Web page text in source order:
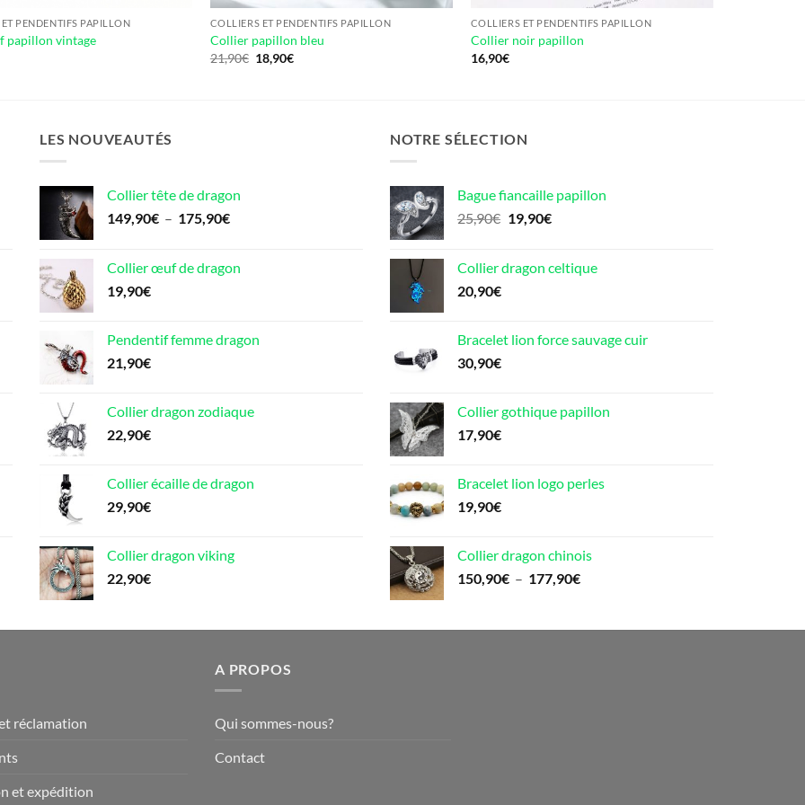
PENDENTIFS PAPILLON
papillon vintage
COLLIERS ET PENDENTIFS PAPILLON
Collier papillon bleu
21,90€ Le
prix
18,90€Le
COLLIERS ET PENDENTIFS PAPILLON
Collier noir papillon
16,90€
LES NOUVEAUTÉS
Collier tête de dragon
149,90€ – 175,90€Plage
149,90€
Collier œuf de dragon
19,90€
Pendentif femme dragon
21,90€
Collier dragon zodiaque
22,90€
Collier écaille de dragon
29,90€
Collier dragon viking
22,90€
NOTRE SÉLECTION
Bague fiancaille papillon
25,90€ Le
était :
19,90€Le
est :
Collier dragon celtique
20,90€
Bracelet lion force sauvage cuir
30,90€
Collier gothique papillon
17,90€
Bracelet lion logo perles
19,90€
Collier dragon chinois
150,90€ – 177,90€Plage
150,90€
réclamation
et expédition
A PROPOS
Qui sommes-nous?
Contact